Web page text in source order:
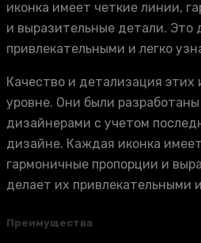
иконка имеет четкие линии,
и выразительные детали. Это
привлекательными и легко
Качество и детализация этих
уровне. Они были
дизайнерами с учетом
дизайне. Каждая иконка
гармоничные пропорции и
делает их привлекательными
Преимущества